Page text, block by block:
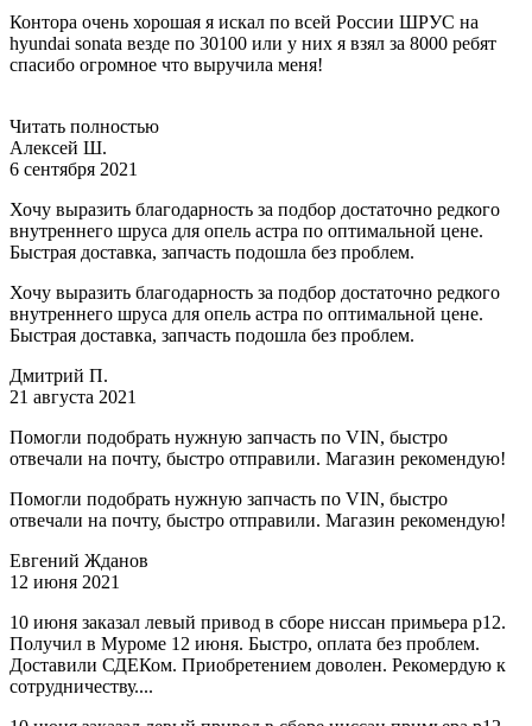
Контора очень хорошая я искал по всей России ШРУС на
hyundai sonata везде по 30100 или у них я взял за 8000 ребят
спасибо огромное что выручила меня!
Читать полностью
Алексей Ш.
6 сентября 2021
Хочу выразить благодарность за подбор достаточно редкого
внутреннего шруса для опель астра по оптимальной цене.
Быстрая доставка, запчасть подошла без проблем.
Хочу выразить благодарность за подбор достаточно редкого
внутреннего шруса для опель астра по оптимальной цене.
Быстрая доставка, запчасть подошла без проблем.
Дмитрий П.
21 августа 2021
Помогли подобрать нужную запчасть по VIN, быстро
отвечали на почту, быстро отправили. Магазин рекомендую!
Помогли подобрать нужную запчасть по VIN, быстро
отвечали на почту, быстро отправили. Магазин рекомендую!
Евгений Жданов
12 июня 2021
10 июня заказал левый привод в сборе ниссан примьера р12.
Получил в Муроме 12 июня. Быстро, оплата без проблем.
Доставили СДЕКом. Приобретением доволен. Рекомердую к
сотрудничеству....